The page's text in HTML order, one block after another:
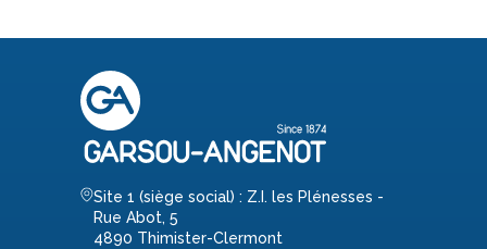
Site 1 (siège social) : Z.I. les Plénesses -
Rue Abot, 5
4890 Thimister-Clermont